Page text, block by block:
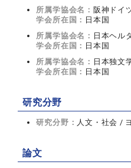
所属学協会名： 阪神ドイ
学会所在国： 日本国
所属学協会名： 日本ヘル
学会所在国： 日本国
所属学協会名： 日本独文
学会所在国： 日本国
研究分野
研究分野： 人文・社会 /
論文